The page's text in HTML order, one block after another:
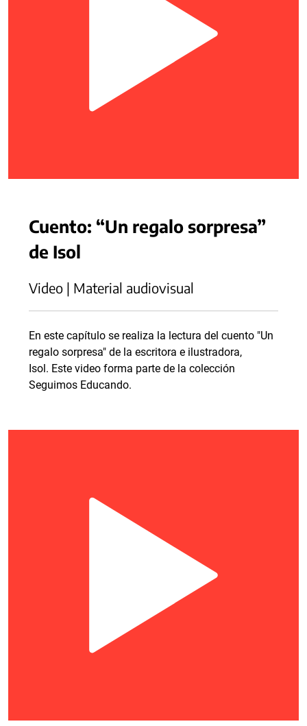
Cuento: “Un regalo sorpresa”
de Isol
Video | Material audiovisual
En este capítulo se realiza la lectura del cuento "Un
regalo sorpresa" de la escritora e ilustradora,
Isol. Este video forma parte de la colección
Seguimos Educando.